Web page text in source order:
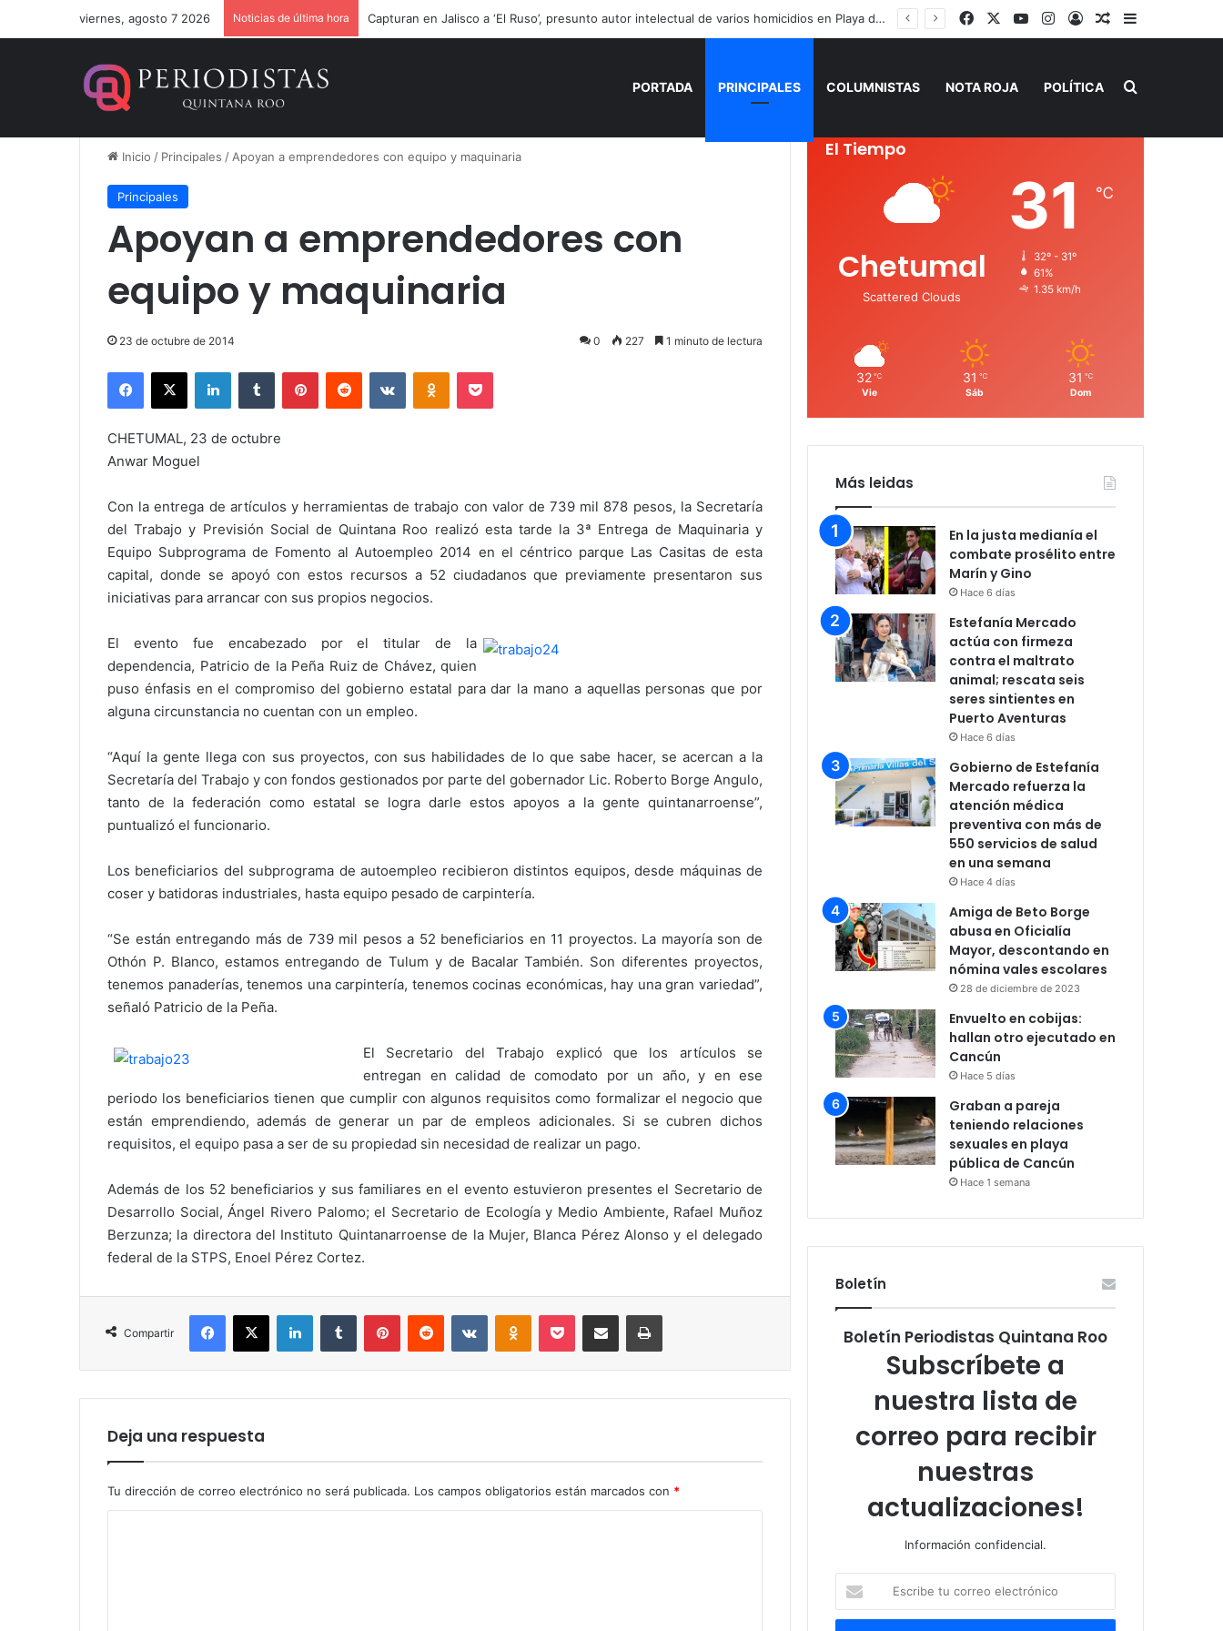
viernes, agosto 7 2026 Noticias de última hora Capturan en Jalisco a ‘El Ruso’, presunto autor intelectual de varios homicidios en Playa del Carmen FacebookYouTubeInstagram
AccesoPublicación al
Barra lateral
PORTADA PRINCIPALES COLUMNISTAS NOTA ROJA POLÍTICA Buscar por
Inicio / Principales / Apoyan a emprendedores con equipo y maquinaria
Principales
Apoyan a emprendedores con
equipo y maquinaria
23 de octubre de 2014 0 227 1 minuto de lectura
Facebook
X LinkedInTumblr PinterestReddit VKontakteOdnoklassniki
Pocket
CHETUMAL, 23 de octubre
Anwar Moguel
Con la entrega de artículos y herramientas de trabajo con valor de 739 mil 878 pesos, la Secretaría
del Trabajo y Previsión Social de Quintana Roo realizó esta tarde la 3ª Entrega de Maquinaria y
Equipo Subprograma de Fomento al Autoempleo 2014 en el céntrico parque Las Casitas de esta
capital, donde se apoyó con estos recursos a 52 ciudadanos que previamente presentaron sus
iniciativas para arrancar con sus propios negocios.
El evento fue encabezado por el titular de la
dependencia, Patricio de la Peña Ruiz de Chávez, quien
puso énfasis en el compromiso del gobierno estatal para dar la mano a aquellas personas que por
alguna circunstancia no cuentan con un empleo.
“Aquí la gente llega con sus proyectos, con sus habilidades de lo que sabe hacer, se acercan a la
Secretaría del Trabajo y con fondos gestionados por parte del gobernador Lic. Roberto Borge Angulo,
tanto de la federación como estatal se logra darle estos apoyos a la gente quintanarroense”,
puntualizó el funcionario.
Los beneficiarios del subprograma de autoempleo recibieron distintos equipos, desde máquinas de
coser y batidoras industriales, hasta equipo pesado de carpintería.
“Se están entregando más de 739 mil pesos a 52 beneficiarios en 11 proyectos. La mayoría son de
Othón P. Blanco, estamos entregando de Tulum y de Bacalar También. Son diferentes proyectos,
tenemos panaderías, tenemos una carpintería, tenemos cocinas económicas, hay una gran variedad”,
señaló Patricio de la Peña.
El Secretario del Trabajo explicó que los artículos se
entregan en calidad de comodato por un año, y en ese
periodo los beneficiarios tienen que cumplir con algunos requisitos como formalizar el negocio que
están emprendiendo, además de generar un par de empleos adicionales. Si se cubren dichos
requisitos, el equipo pasa a ser de su propiedad sin necesidad de realizar un pago.
Además de los 52 beneficiarios y sus familiares en el evento estuvieron presentes el Secretario de
Desarrollo Social, Ángel Rivero Palomo; el Secretario de Ecología y Medio Ambiente, Rafael Muñoz
Berzunza; la directora del Instituto Quintanarroense de la Mujer, Blanca Pérez Alonso y el delegado
federal de la STPS, Enoel Pérez Cortez.
Compartir
Facebook
X LinkedInTumblr PinterestReddit VKontakteOdnoklassniki
Pocket Compartir por correo electrónicoImprimir
Deja una respuesta
Tu dirección de correo electrónico no será publicada. Los campos obligatorios están marcados con *
El Tiempo
Chetumal
Scattered Clouds
31 ℃
32º - 31º
61%
1.35 km/h
32 ℃
Vie
31 ℃
Sáb
31 ℃
Dom
Más leidas
En la justa medianía el
combate prosélito entre
Marín y Gino
Hace 6 días
Estefanía Mercado
actúa con firmeza
contra el maltrato
animal; rescata seis
seres sintientes en
Puerto Aventuras
Hace 6 días
Gobierno de Estefanía
Mercado refuerza la
atención médica
preventiva con más de
550 servicios de salud
en una semana
Hace 4 días
Amiga de Beto Borge
abusa en Oficialía
Mayor, descontando en
nómina vales escolares
28 de diciembre de 2023
Envuelto en cobijas:
hallan otro ejecutado en
Cancún
Hace 5 días
Graban a pareja
teniendo relaciones
sexuales en playa
pública de Cancún
Hace 1 semana
Boletín
Boletín Periodistas Quintana Roo
Subscríbete a
nuestra lista de
correo para recibir
nuestras
actualizaciones!
Información confidencial.
tu
correo